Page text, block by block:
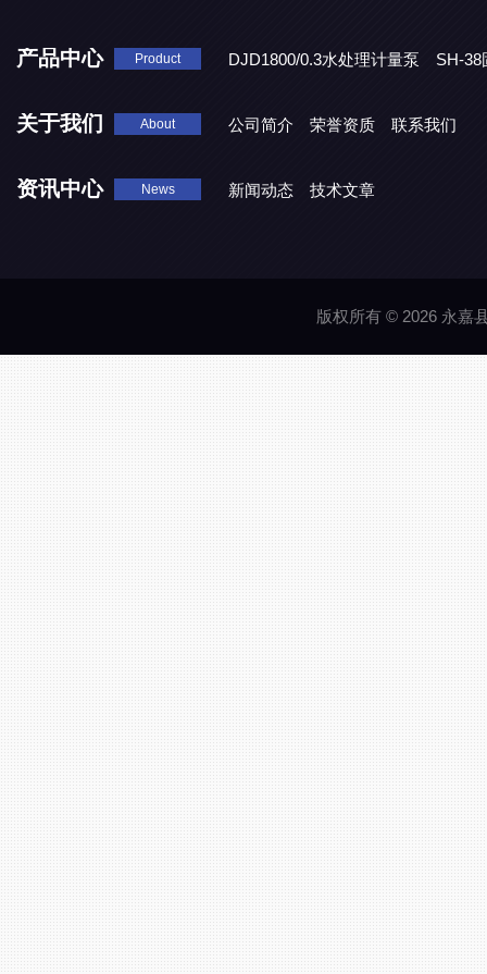
产品中心 Product DJD1800/0.3水处理计量泵
SH-38
关于我们 About 公司简介 荣誉资质 联系我们
资讯中心 News 新闻动态 技术文章
版权所有 © 2026 永嘉